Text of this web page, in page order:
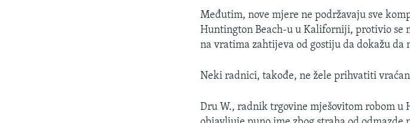
Međutim, nove mjere ne podržavaju sve
Huntington Beach-u u Kaliforniji, protivio se
na vratima zahtijeva od gostiju da dokažu da
Neki radnici, takođe, ne žele prihvatiti
Dru W., radnik trgovine mješovitom robom u